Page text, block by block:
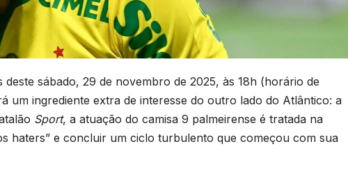
deste sábado, 29 de novembro de 2025, às 18h (horário de
um ingrediente extra de interesse do outro lado do Atlântico: a
Sport, a atuação do camisa 9 palmeirense é tratada na
haters” e concluir um ciclo turbulento que começou com sua